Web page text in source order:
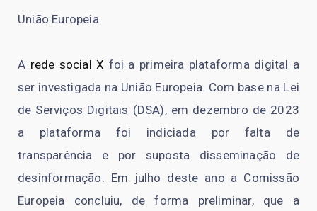
União Europeia
A rede social X foi a primeira plataforma digital a
ser investigada na União Europeia. Com base na Lei
de Serviços Digitais (DSA), em dezembro de 2023
a plataforma foi indiciada por falta de
transparência e por suposta disseminação de
desinformação. Em julho deste ano a Comissão
Europeia concluiu, de forma preliminar, que a